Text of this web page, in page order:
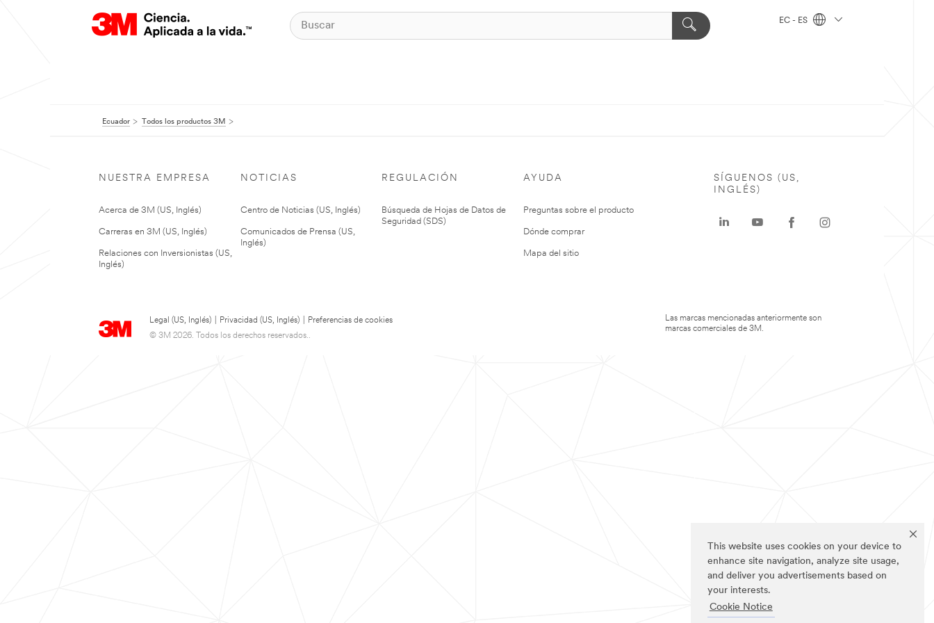
This website uses cookies on your device to
enhance site navigation, analyze site usage,
and deliver you advertisements based on
your interests.
Cookie Notice
EC - ES
Ecuador Todos los productos 3M
NUESTRA EMPRESA
Acerca de 3M (US, Inglés)
Carreras en 3M (US, Inglés)
Relaciones con Inversionistas (US,
Inglés)
NOTICIAS
Centro de Noticias (US, Inglés)
Comunicados de Prensa (US,
Inglés)
REGULACIÓN
Búsqueda de Hojas de Datos de
Seguridad (SDS)
AYUDA
Preguntas sobre el producto
Dónde comprar
Mapa del sitio
Legal (US, Inglés) Privacidad (US, Inglés)
Preferencias de cookies
© 3M 2026. Todos los derechos reservados..
SÍGUENOS (US,
INGLÉS)
Las marcas mencionadas anteriormente son
marcas comerciales de 3M.